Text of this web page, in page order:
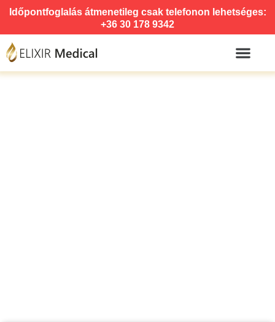
Időpontfoglalás átmenetileg csak telefonon lehetséges:
+36 30 178 9342